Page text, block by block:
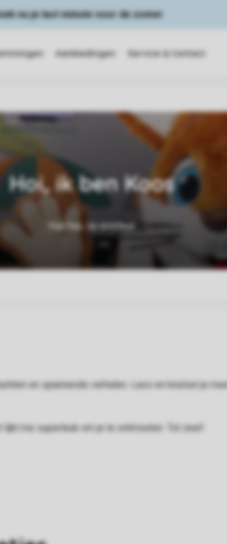
nu je last minute voor de zomer
Aanbiedingen Service & Contact
en spannende verhalen. Lees en knutsel je
me superleuk om je te ontmoeten. Tot snel!